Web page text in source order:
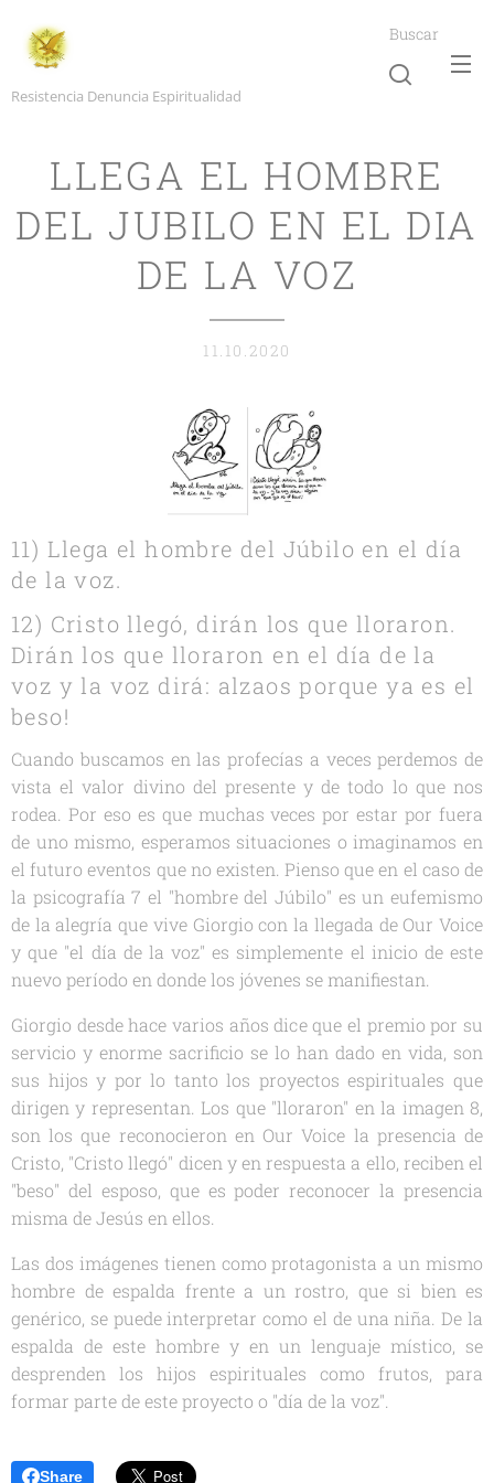
Resistencia Denuncia Espiritualidad
Buscar
LLEGA EL HOMBRE
DEL JUBILO EN EL DIA
DE LA VOZ
11.10.2020
11) Llega el hombre del Júbilo en el día
de la voz.
12) Cristo llegó, dirán los que lloraron.
Dirán los que lloraron en el día de la
voz y la voz dirá: alzaos porque ya es el
beso!
Cuando buscamos en las profecías a veces perdemos de
vista el valor divino del presente y de todo lo que nos
rodea. Por eso es que muchas veces por estar por fuera
de uno mismo, esperamos situaciones o imaginamos en
el futuro eventos que no existen. Pienso que en el caso de
la psicografía 7 el "hombre del Júbilo" es un eufemismo
de la alegría que vive Giorgio con la llegada de Our Voice
y que "el día de la voz" es simplemente el inicio de este
nuevo período en donde los jóvenes se manifiestan.
Giorgio desde hace varios años dice que el premio por su
servicio y enorme sacrificio se lo han dado en vida, son
sus hijos y por lo tanto los proyectos espirituales que
dirigen y representan. Los que "lloraron" en la imagen 8,
son los que reconocieron en Our Voice la presencia de
Cristo, "Cristo llegó" dicen y en respuesta a ello, reciben el
"beso" del esposo, que es poder reconocer la presencia
misma de Jesús en ellos.
Las dos imágenes tienen como protagonista a un mismo
hombre de espalda frente a un rostro, que si bien es
genérico, se puede interpretar como el de una niña. De la
espalda de este hombre y en un lenguaje místico, se
desprenden los hijos espirituales como frutos, para
formar parte de este proyecto o "día de la voz".
Share